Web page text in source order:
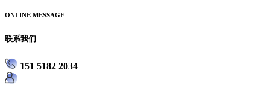
ONLINE MESSAGE
联系我们
151 5182 2034